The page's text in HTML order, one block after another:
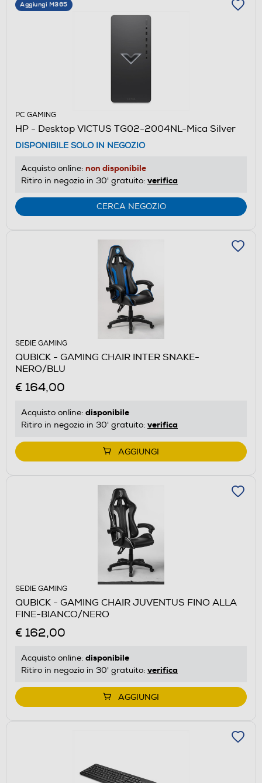
Aggiungi M365
PC GAMING
HP - Desktop VICTUS TG02-2004NL-Mica Silver
DISPONIBILE SOLO IN NEGOZIO
Acquisto online: non disponibile
Ritiro in negozio in 30' gratuito: verifica
CERCA NEGOZIO
SEDIE GAMING
QUBICK - GAMING CHAIR INTER SNAKE-
NERO/BLU
€ 164,00
Acquisto online: disponibile
Ritiro in negozio in 30' gratuito: verifica
AGGIUNGI
SEDIE GAMING
QUBICK - GAMING CHAIR JUVENTUS FINO ALLA
FINE-BIANCO/NERO
€ 162,00
Acquisto online: disponibile
Ritiro in negozio in 30' gratuito: verifica
AGGIUNGI